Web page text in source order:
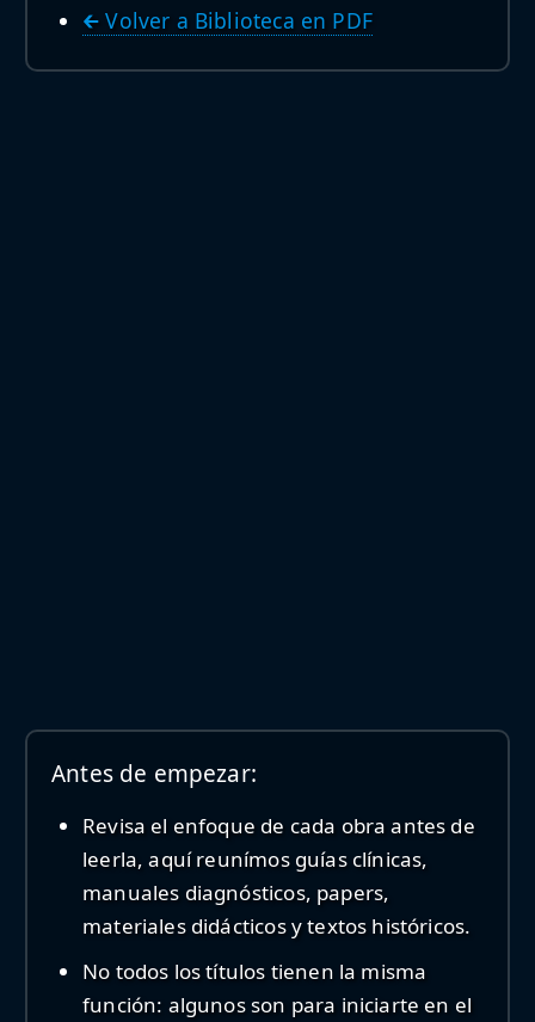
🡰 Volver a Biblioteca en PDF
Antes de empezar:
Revisa el enfoque de cada obra antes de
leerla, aquí reunímos guías clínicas,
manuales diagnósticos, papers,
materiales didácticos y textos históricos.
No todos los títulos tienen la misma
función: algunos son para iniciarte en el